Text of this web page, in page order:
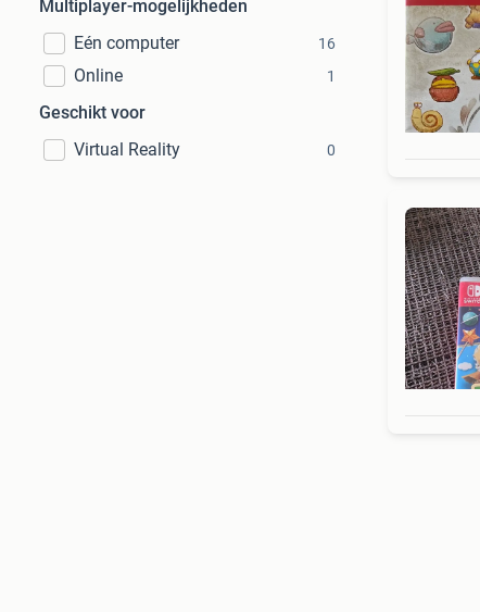
Multiplayer-mogelijkheden
Eén computer
16
Online 1
Geschikt voor
Virtual Reality
0